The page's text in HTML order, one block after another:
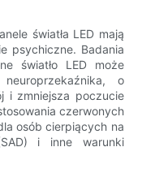
światła LED mają
psychiczne. Badania
światło LED może
o
i zmniejsza poczucie
czerwonych
osób cierpiących na
i inne warunki